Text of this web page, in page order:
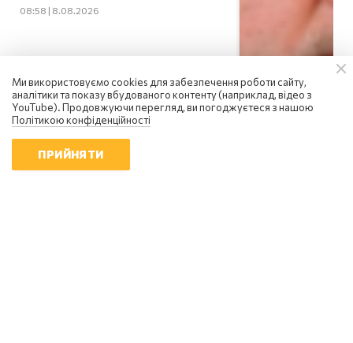
08:58 | 8.08.2026
Ми використовуємо cookies для забезпечення роботи сайту,
аналітики та показу вбудованого контенту (наприклад, відео з
YouTube). Продовжуючи перегляд, ви погоджуєтеся з нашою
Політикою конфіденційності
ПРИЙНЯТИ